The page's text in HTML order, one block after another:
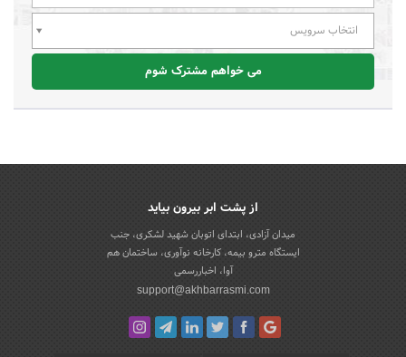
انتخاب سرویس
می خواهم مشترک شوم
از پشت ابر بیرون بیاید
میدان آزادی، ابتدای اتوبان شهید لشکری، جنب
ایستگاه مترو بیمه، کارخانه نوآوری، ساختمان هم
آوا، اخباررسمی
support@akhbarrasmi.com